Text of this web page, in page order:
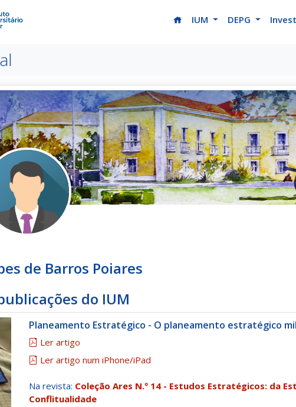
(current)
IUM DEPG
de Barros Poiares
do IUM
Planeamento Estratégico - O planeamento estratégico
Ler artigo
Ler artigo num iPhone/iPad
Na revista: Coleção Ares N.º 14 - Estudos Estratégicos: da
Conflitualidade